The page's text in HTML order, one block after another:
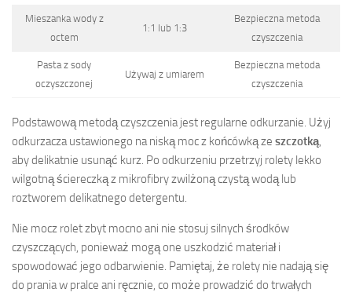
Mieszanka wody z
octem
1:1 lub 1:3
Bezpieczna metoda
czyszczenia
Pasta z sody
oczyszczonej
Używaj z umiarem
Bezpieczna metoda
czyszczenia
Podstawową metodą czyszczenia jest regularne odkurzanie. Użyj
odkurzacza ustawionego na niską moc z końcówką ze szczotką,
aby delikatnie usunąć kurz. Po odkurzeniu przetrzyj rolety lekko
wilgotną ściereczką z mikrofibry zwilżoną czystą wodą lub
roztworem delikatnego detergentu.
Nie mocz rolet zbyt mocno ani nie stosuj silnych środków
czyszczących, ponieważ mogą one uszkodzić materiał i
spowodować jego odbarwienie. Pamiętaj, że rolety nie nadają się
do prania w pralce ani ręcznie, co może prowadzić do trwałych